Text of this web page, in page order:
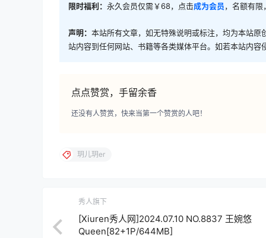
限时福利： 永久会员仅需￥68，点击成为会员，名额有
声明： 本站所有文章，如无特殊说明或标注，均为本站
站内容到任何网站、书籍等各类媒体平台。如若本站内
点点赞赏，手留余香
还没有人赞赏，快来当第一个赞赏的人吧！
玥儿玥er
秀人旗下
[Xiuren秀人网]2024.07.10 NO.8837 王婉悠
Queen[82+1P/644MB]